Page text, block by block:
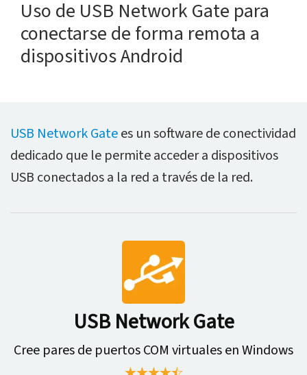
Uso de USB Network Gate para
conectarse de forma remota a
dispositivos Android
USB Network Gatees un software de conectividad
dedicado que le permite acceder a dispositivos
USB conectados a la red a través de la red.
USB Network Gate
Cree pares de puertos COM virtuales en Windows